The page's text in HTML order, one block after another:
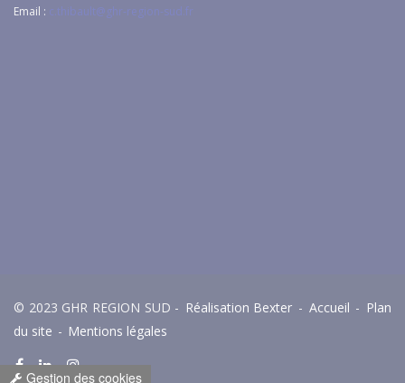
Email : c.thibault@ghr-region-sud.fr
© 2023 GHR REGION SUD - Réalisation Bexter - Accueil - Plan
du site - Mentions légales
Gestion des cookies